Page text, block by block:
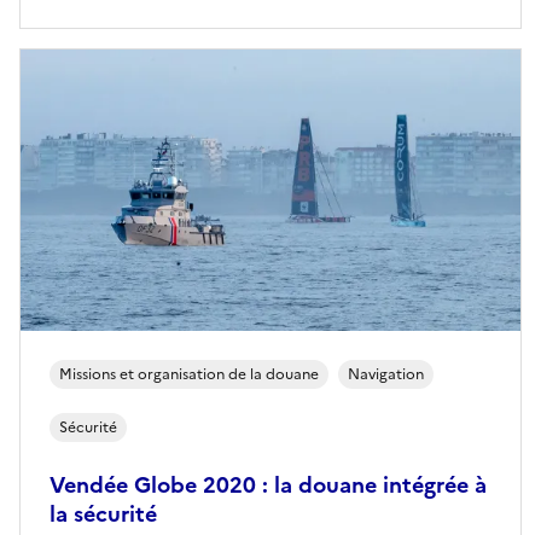
Missions et organisation de la douane Navigation
Sécurité
Vendée Globe 2020 : la douane intégrée à
la sécurité